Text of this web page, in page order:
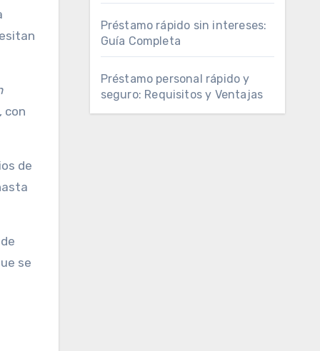
con
de
se
Préstamo rápido sin intereses:
Guía Completa
Préstamo personal rápido y
seguro: Requisitos y Ventajas